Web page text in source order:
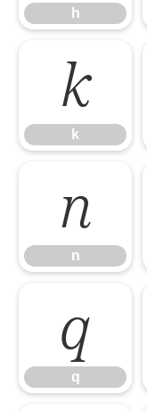
h
k
k
n
n
q
q